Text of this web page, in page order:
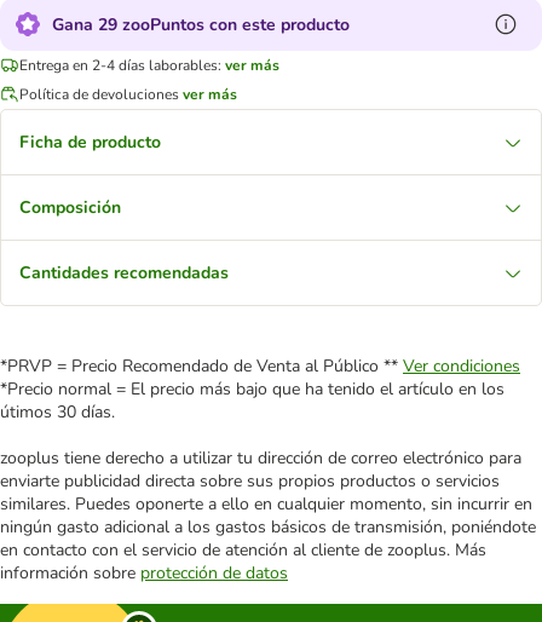
Gana 29 zooPuntos con este producto
Entrega en 2-4 días laborables: ver más
Política de devolucionesver más
Ficha de producto
Composición
Cantidades recomendadas
*PRVP = Precio Recomendado de Venta al Público ** Ver condiciones
*Precio normal = El precio más bajo que ha tenido el artículo en los
útimos 30 días.
zooplus tiene derecho a utilizar tu dirección de correo electrónico para
enviarte publicidad directa sobre sus propios productos o servicios
similares. Puedes oponerte a ello en cualquier momento, sin incurrir en
ningún gasto adicional a los gastos básicos de transmisión, poniéndote
en contacto con el servicio de atención al cliente de zooplus. Más
información sobre protección de datos